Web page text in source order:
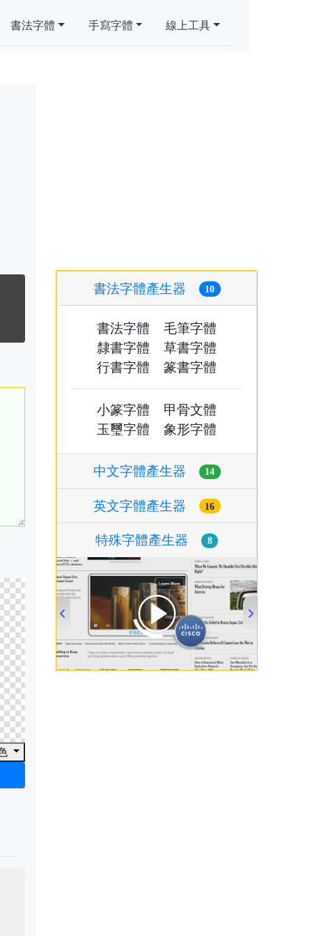
書法字體 手寫字體 線上工具
書法字體產生器 10
書法字體
毛筆字體
隸書字體
草書字體
行書字體
篆書字體
小篆字體
甲骨文體
玉璽字體
象形字體
中文字體產生器 14
英文字體產生器 16
特殊字體產生器 8
00:00/00:33